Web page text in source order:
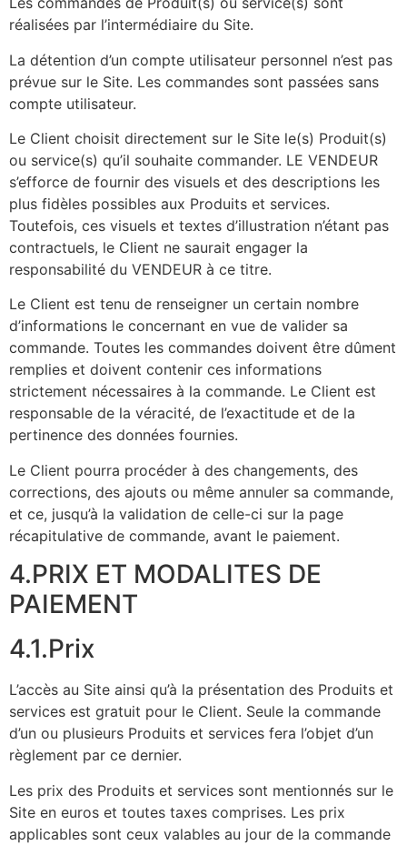
réalisées par l’intermédiaire du Site.
La détention d’un compte utilisateur personnel n’est pas
prévue sur le Site. Les commandes sont passées sans
compte utilisateur.
Le Client choisit directement sur le Site le(s) Produit(s)
ou service(s) qu’il souhaite commander. LE VENDEUR
s’efforce de fournir des visuels et des descriptions les
plus fidèles possibles aux Produits et services.
Toutefois, ces visuels et textes d’illustration n’étant pas
contractuels, le Client ne saurait engager la
responsabilité du VENDEUR à ce titre.
Le Client est tenu de renseigner un certain nombre
d’informations le concernant en vue de valider sa
commande. Toutes les commandes doivent être dûment
remplies et doivent contenir ces informations
strictement nécessaires à la commande. Le Client est
responsable de la véracité, de l’exactitude et de la
pertinence des données fournies.
Le Client pourra procéder à des changements, des
corrections, des ajouts ou même annuler sa commande,
et ce, jusqu’à la validation de celle-ci sur la page
récapitulative de commande, avant le paiement.
4.PRIX ET MODALITES DE
PAIEMENT
4.1.Prix
L’accès au Site ainsi qu’à la présentation des Produits et
services est gratuit pour le Client. Seule la commande
d’un ou plusieurs Produits et services fera l’objet d’un
règlement par ce dernier.
Les prix des Produits et services sont mentionnés sur le
Site en euros et toutes taxes comprises. Les prix
applicables sont ceux valables au jour de la commande